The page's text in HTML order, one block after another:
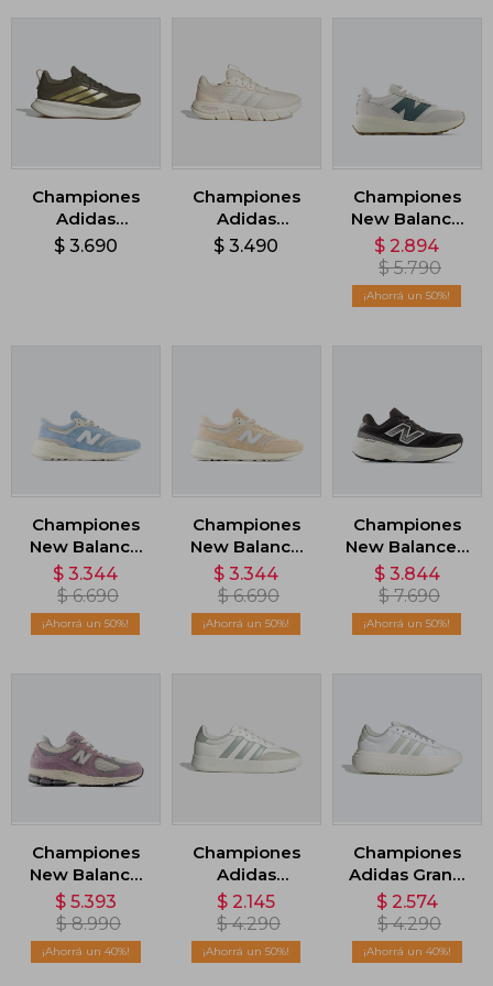
Championes
Adidas
Runblaze -
$ 3.690
Championes
Adidas
Cloudfoam
$ 3.490
Championes
New Balance
370 - Blanco
$ 2.894
$ 5.790
50
Championes
New Balance
997 - Azul
$ 3.344
$ 6.690
50
Championes
New Balance
997 - Rosa
$ 3.344
$ 6.690
50
Championes
New Balance -
Negro
$ 3.844
$ 7.690
50
Championes
New Balance
2002 - Violeta
$ 5.393
$ 8.990
40
Championes
Adidas
Barreda - Gris
$ 2.145
$ 4.290
50
Championes
Adidas Grand
Court Platform
- Blanco
$ 2.574
$ 4.290
40